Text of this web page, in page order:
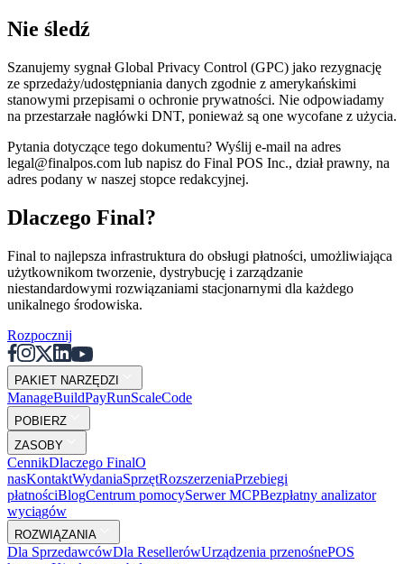
Nie śledź
Szanujemy sygnał Global Privacy Control (GPC) jako rezygnację
ze sprzedaży/udostępniania danych zgodnie z amerykańskimi
stanowymi przepisami o ochronie prywatności. Nie odpowiadamy
na przestarzałe nagłówki DNT, ponieważ są one wycofane z użycia.
Pytania dotyczące tego dokumentu? Wyślij e-mail na adres
legal@finalpos.com lub napisz do Final POS Inc., dział prawny, na
adres podany w naszej stopce redakcyjnej.
Dlaczego Final?
Final to najlepsza infrastruktura do obsługi płatności, umożliwiająca
użytkownikom tworzenie, dystrybucję i zarządzanie
niestandardowymi rozwiązaniami stacjonarnymi dla każdego
unikalnego środowiska.
Rozpocznij
PAKIET NARZĘDZI
ManageBuildPayRunScaleCode
POBIERZ
ZASOBY
CennikDlaczego FinalO
nasKontaktWydaniaSprzętRozszerzeniaPrzebiegi
płatnościBlogCentrum pomocySerwer MCPBezpłatny analizator
wyciągów
ROZWIĄZANIA
Dla SprzedawcówDla ResellerówUrządzenia przenośnePOS